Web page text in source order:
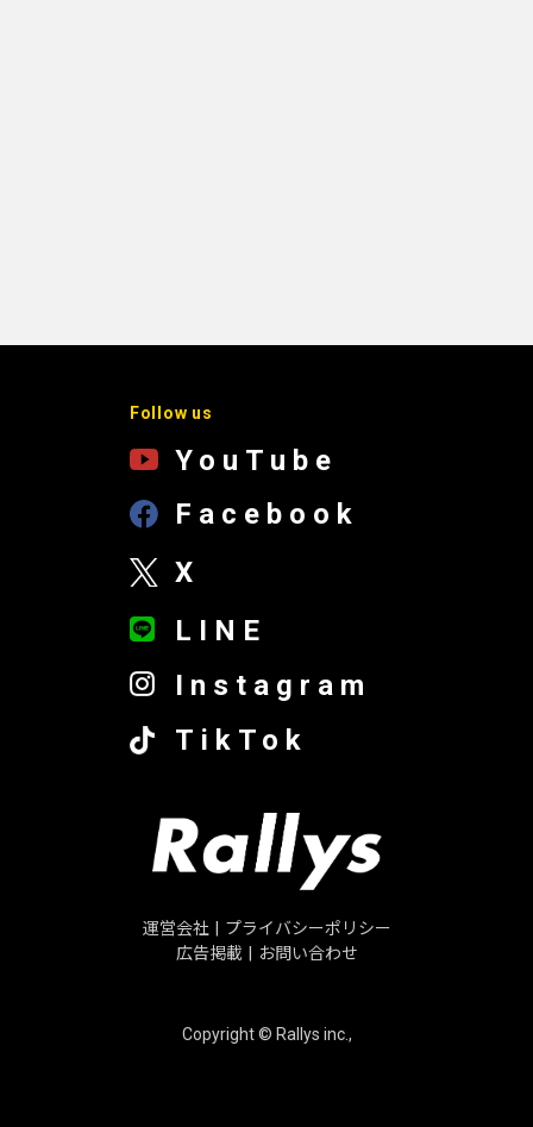
Follow us
YouTube
Facebook
X
LINE
Instagram
TikTok
運営会社
プライバシーポリシー
広告掲載
お問い合わせ
Copyright © Rallys inc.,